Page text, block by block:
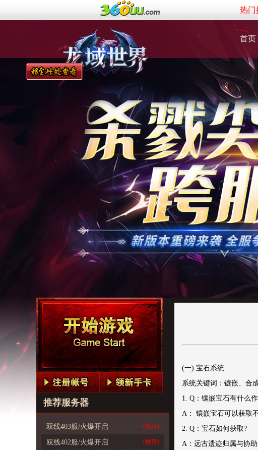
热门
首页
推荐服务器
双线403服/火爆开启 (推荐)
双线402服/火爆开启 (推荐)
(一) 宝石系统
系统关键词：镶嵌、合
1. Q：镶嵌宝石有什么
A： 镶嵌宝石可以获取
2. Q：宝石如何获取?
A：远古遗迹归属与协